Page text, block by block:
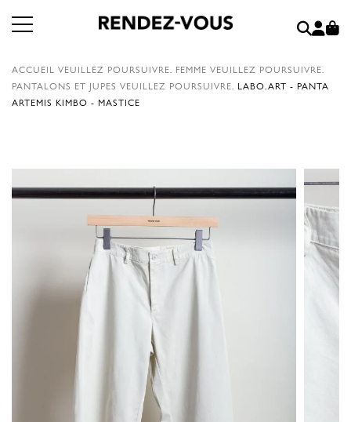
ACCUEIL VEUILLEZ POURSUIVRE. FEMME VEUILLEZ POURSUIVRE.
PANTALONS ET JUPES VEUILLEZ POURSUIVRE. LABO.ART - PANTA
ARTEMIS KIMBO - MASTICE